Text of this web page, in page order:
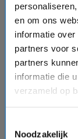
en om ons
informatie
partners voor
partners
informatie die
verzameld op
Noodzakelijk
8 daagse
Encore
Norwegian Cruise
eventvan: 13-09-
scheduledagen place